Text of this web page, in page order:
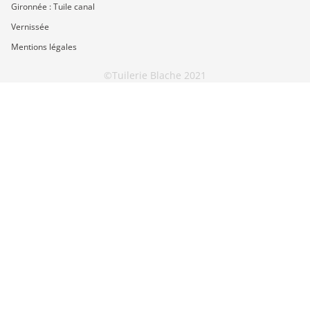
Gironnée : Tuile canal
Vernissée
Mentions légales
©Tuilerie Blache 2021